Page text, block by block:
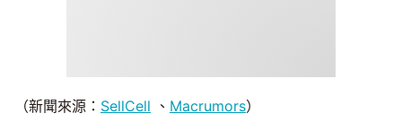
（新聞來源： SellCell 、 Macrumors）